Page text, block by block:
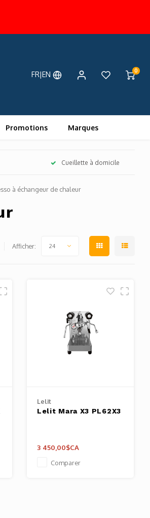
FR|EN 0
Promotions Marques
Cueillette à domicile
à échangeur de chaleur
Afficher: 24
Lelit
Lelit Mara X3 PL62X3
3 450,00$CA
Comparer